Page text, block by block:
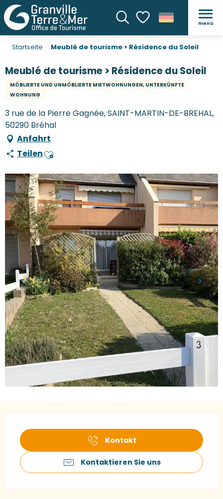
SucheVoir les favoris
menü
Startseite Meublé de tourisme > Résidence du Soleil
Meublé de tourisme > Résidence du Soleil
MÖBLIERTE UND UNMÖBLIERTE MIETWOHNUNGEN, UNTERKÜNFTE
WOHNUNG
3 rue de la Pierre Gagnée, SAINT-MARTIN-DE-BREHAL,
50290 Bréhal
Anfahrt
TeilenAjouter aux favoris
Kontakt
Kontaktieren Sie uns